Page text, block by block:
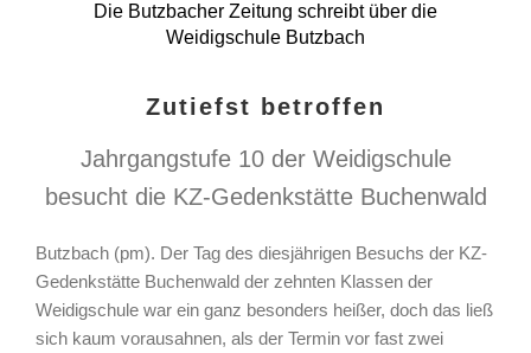
Die Butzbacher Zeitung schreibt über die
Weidigschule Butzbach
Zutiefst betroffen
Jahrgangstufe 10 der Weidigschule
besucht die KZ-Gedenkstätte Buchenwald
Butzbach (pm). Der Tag des diesjährigen Besuchs der KZ-
Gedenkstätte Buchenwald der zehnten Klassen der
Weidigschule war ein ganz besonders heißer, doch das ließ
sich kaum vorausahnen, als der Termin vor fast zwei